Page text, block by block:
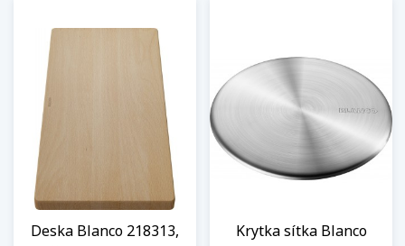
Deska Blanco 218313,
Krytka sítka Blanco